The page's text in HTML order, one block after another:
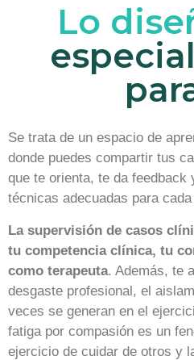
Lo
Se trata de un espacio de
donde puedes compartir tus
que te orienta, te da
técnicas adecuadas para
La supervisión de casos
tu competencia clínica, tu
como terapeuta. Además, te
desgaste profesional, el
veces se generan en el
fatiga por compasión es un
ejercicio de cuidar de otros y